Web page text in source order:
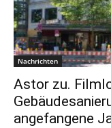
Nachrichten
Astor zu.
angefangene